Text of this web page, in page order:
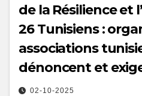
de la Résilience et
26 Tunisiens :
associations
dénoncent et
urgente des
02-10-2025